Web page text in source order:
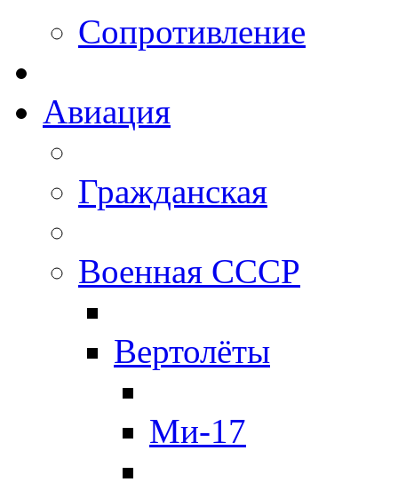
Сопротивление
Авиация
Гражданская
Военная СССР
Вертолёты
Ми-17